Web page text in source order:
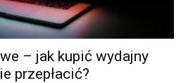
– jak kupić wydajny
przepłacić?